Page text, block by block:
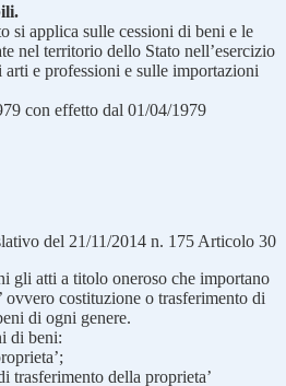
si applica sulle cessioni di beni e le
nel territorio dello Stato nell’esercizio
arti e professioni e sulle importazioni
con effetto dal 01/04/1979
del 21/11/2014 n. 175 Articolo 30
gli atti a titolo oneroso che importano
ovvero costituzione o trasferimento di
di ogni genere.
di beni:
trasferimento della proprieta’